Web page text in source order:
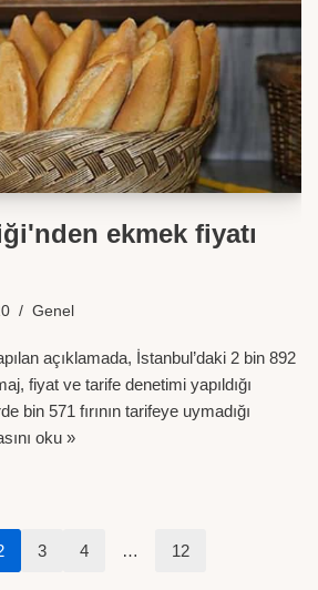
ekmek fiyatı
Genel
açıklamada, İstanbul’daki 2 bin 892
fiyat ve tarife denetimi yapıldığı
bin 571 fırının tarifeye uymadığı
oku »
3 4 … 12